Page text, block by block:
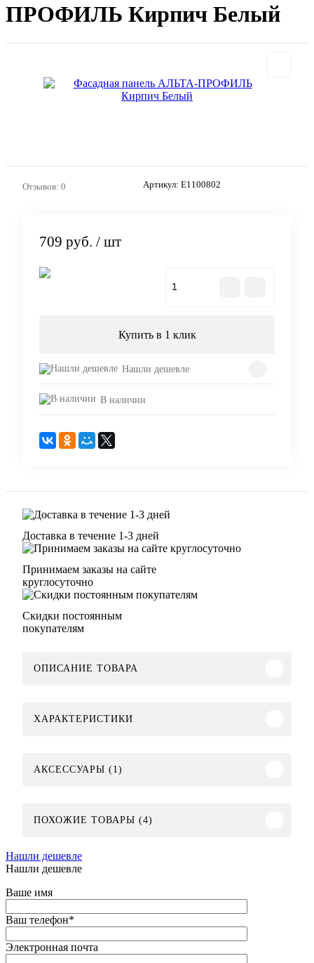
ПРОФИЛЬ Кирпич Белый
Отзывов: 0 Артикул: E1100802
709 руб. / шт
Купить в 1 клик
Нашли дешевле
В наличии
Доставка в течение 1-3 дней
Принимаем заказы на сайте
круглосуточно
Скидки постоянным
покупателям
ОПИСАНИЕ ТОВАРА
ХАРАКТЕРИСТИКИ
АКСЕССУАРЫ (1)
ПОХОЖИЕ ТОВАРЫ (4)
Нашли дешевле
Нашли дешевле
Ваше имя
Ваш телефон*
Электронная почта